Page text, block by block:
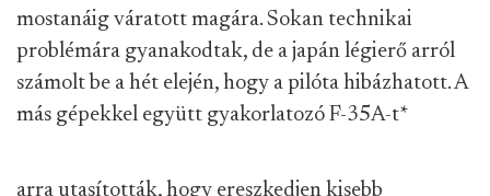
mostanáig váratott magára. Sokan technikai
problémára gyanakodtak, de a japán légierő arról
számolt be a hét elején, hogy a pilóta hibázhatott. A
más gépekkel együtt gyakorlatozó F-35A-t*
arra utasították, hogy ereszkedjen kisebb